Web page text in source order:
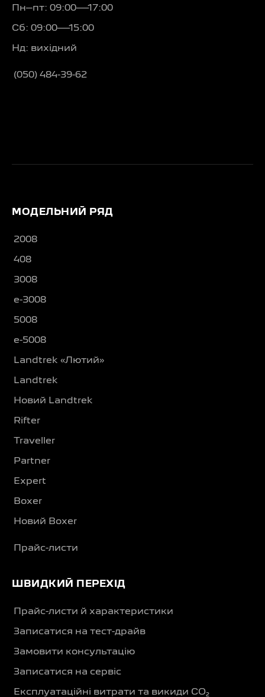
Пн–пт: 09:00—17:00
Сб: 09:00—15:00
Нд: вихідний
(050) 484-39-62
МОДЕЛЬНИЙ РЯД
2008
408
3008
e-3008
5008
e-5008
Landtrek «Лютий»
Landtrek
Новий Landtrek
Rifter
Traveller
Partner
Expert
Boxer
Новий Boxer
Прайс-листи
ШВИДКИЙ ПЕРЕХІД
Прайс-листи й характеристики
Записатися на тест-драйв
Замовити консультацію
Записатися на сервіс
Експлуатаційні витрати та викиди CO₂